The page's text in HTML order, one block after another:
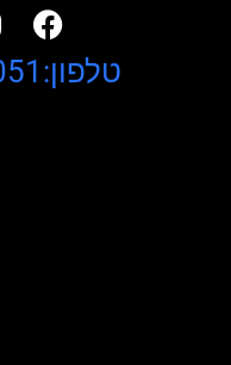
טלפון:077-5540051